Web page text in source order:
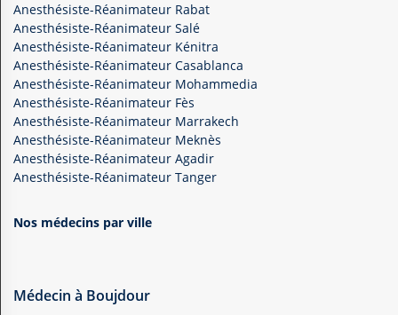
Anesthésiste-Réanimateur Rabat
Anesthésiste-Réanimateur Salé
Anesthésiste-Réanimateur Kénitra
Anesthésiste-Réanimateur Casablanca
Anesthésiste-Réanimateur Mohammedia
Anesthésiste-Réanimateur Fès
Anesthésiste-Réanimateur Marrakech
Anesthésiste-Réanimateur Meknès
Anesthésiste-Réanimateur Agadir
Anesthésiste-Réanimateur Tanger
Nos médecins par ville
Médecin à Boujdour